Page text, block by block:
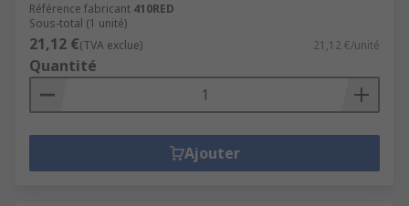
Référence fabricant 410RED
Sous-total (1 unité)
21,12 €(TVA exclue) 21,12 €/unité
Quantité
Ajouter